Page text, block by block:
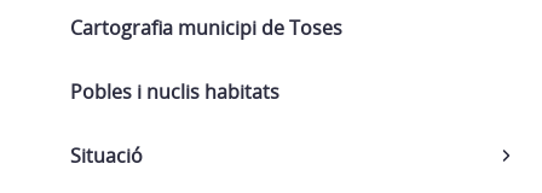
Cartografia municipi de Toses
Pobles i nuclis habitats
Situació